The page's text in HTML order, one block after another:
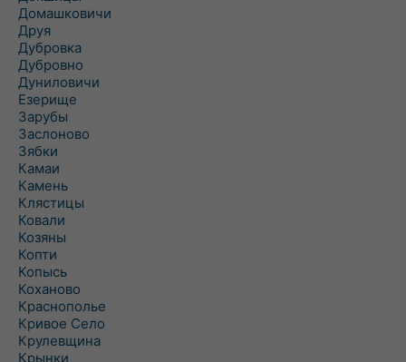
Домашковичи
Друя
Дубровка
Дубровно
Дуниловичи
Езерище
Зарубы
Заслоново
Зябки
Камаи
Камень
Клястицы
Ковали
Козяны
Копти
Копысь
Коханово
Краснополье
Кривое Село
Крулевщина
Крынки